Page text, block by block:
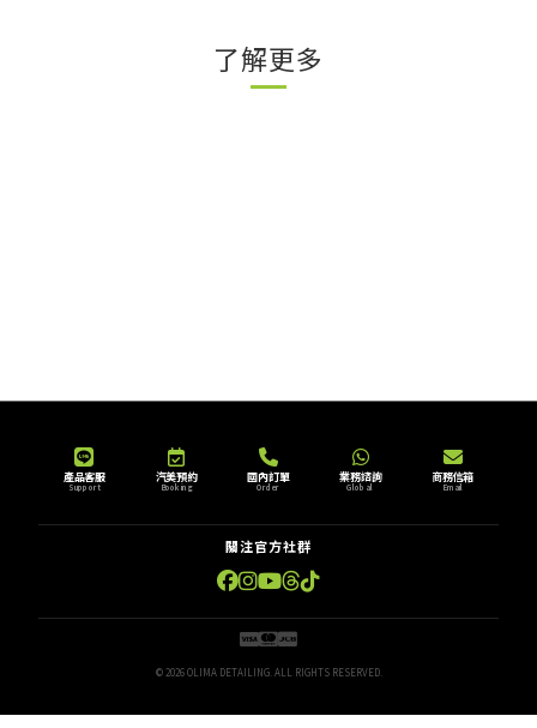
了解更多
產品客服
Support
汽美預約
Booking
國內訂單
Order
業務諮詢
Global
商務信箱
Email
關注官方社群
© 2026 OLIMA DETAILING. ALL RIGHTS RESERVED.